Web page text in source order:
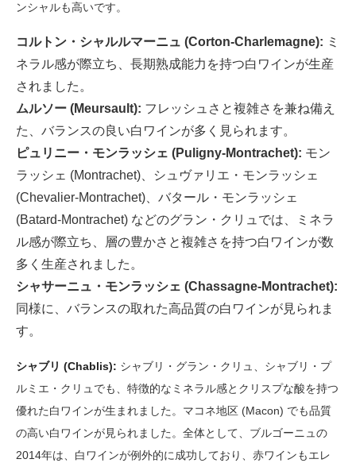
ンシャルも高いです。
コルトン・シャルルマーニュ (Corton-Charlemagne): ミ
ネラル感が際立ち、長期熟成能力を持つ白ワインが生産
されました。
ムルソー (Meursault): フレッシュさと複雑さを兼ね備え
た、バランスの良い白ワインが多く見られます。
ピュリニー・モンラッシェ (Puligny-Montrachet): モン
ラッシェ (Montrachet)、シュヴァリエ・モンラッシェ
(Chevalier-Montrachet)、バタール・モンラッシェ
(Batard-Montrachet) などのグラン・クリュでは、ミネラ
ル感が際立ち、層の豊かさと複雑さを持つ白ワインが数
多く生産されました。
シャサーニュ・モンラッシェ (Chassagne-Montrachet):
同様に、バランスの取れた高品質の白ワインが見られま
す。
シャブリ (Chablis): シャブリ・グラン・クリュ、シャブリ・プ
ルミエ・クリュでも、特徴的なミネラル感とクリスプな酸を持つ
優れた白ワインが生まれました。マコネ地区 (Macon) でも品質
の高い白ワインが見られました。全体として、ブルゴーニュの
2014年は、白ワインが例外的に成功しており、赤ワインもエレ